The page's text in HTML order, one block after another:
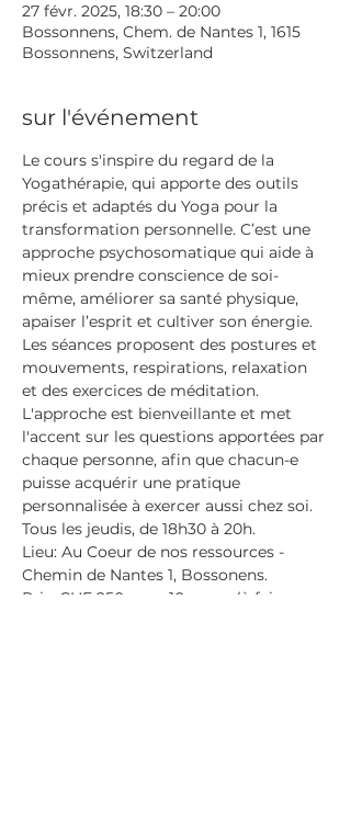
27 févr. 2025, 18:30 – 20:00
Bossonnens, Chem. de Nantes 1, 1615
Bossonnens, Switzerland
sur l'événement
Le cours s'inspire du regard de la
Yogathérapie, qui apporte des outils
précis et adaptés du Yoga pour la
transformation personnelle. C’est une
approche psychosomatique qui aide à
mieux prendre conscience de soi-
même, améliorer sa santé physique,
apaiser l’esprit et cultiver son énergie.
Les séances proposent des postures et
mouvements, respirations, relaxation
et des exercices de méditation.
L'approche est bienveillante et met
l'accent sur les questions apportées par
chaque personne, afin que chacun-e
puisse acquérir une pratique
personnalisée à exercer aussi chez soi.
Tous les jeudis, de 18h30 à 20h.
Lieu: Au Coeur de nos ressources -
Chemin de Nantes 1, Bossonens.
Prix: CHF 250 pour 10 cours (à faire